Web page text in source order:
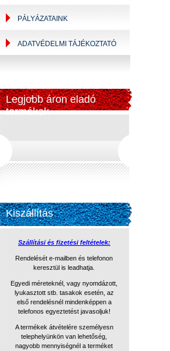
PÁLYÁZATAINK
ADATVÉDELMI TÁJÉKOZTATÓ
Legjobb áron eladó
termékek
Kiszállítás
Szállítási és fizetési feltételek:
Rendelését e-mailben és telefonon
keresztül is leadhatja.
Egyedi méreteknél, vagy nyomdázott,
lyukasztott stb. tasakok esetén, az
első rendelésnél mindenképpen a
telefonos egyeztetést javasoljuk!
A termékek átvételére személyesn
telephelyünkön van lehetőség,
nagyobb mennyiségnél a terméket